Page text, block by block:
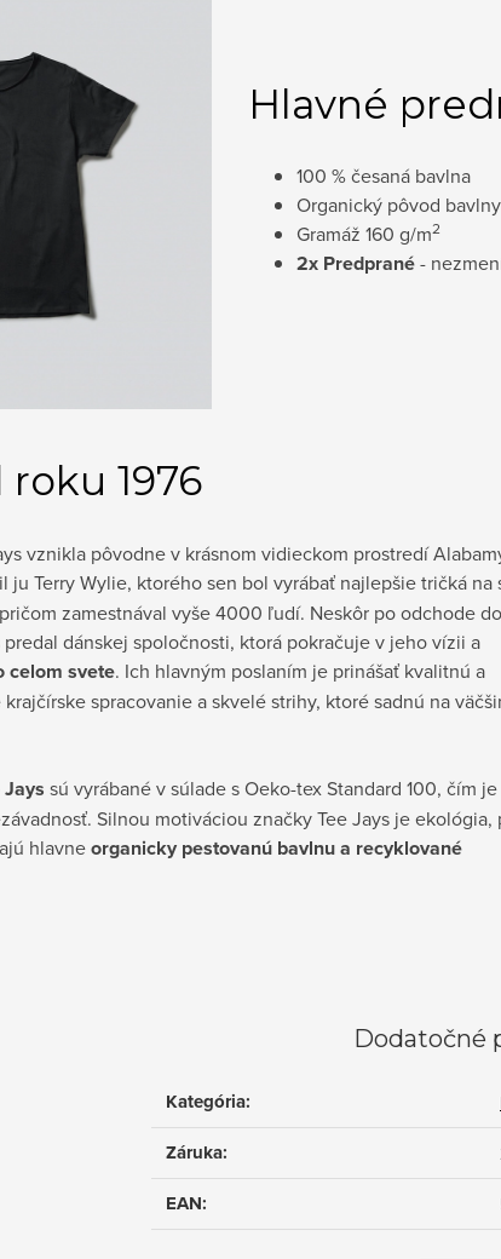
Hlavné
100 % česaná bavlna
Organický pôvod bavlny
Gramáž 160 g/m2
2x Predprané-
roku 1976
vznikla pôvodne v krásnom vidieckom prostredí
ju Terry Wylie, ktorého sen bol vyrábať najlepšie tričká na
zamestnával vyše 4000 ľudí. Neskôr po odchode do
dánskej spoločnosti, ktorá pokračuje v jeho vízii a
celom svete. Ich hlavným poslaním je prinášať kvalitnú a
spracovanie a skvelé strihy, ktoré sadnú na
Jays sú vyrábané v súlade s Oeko-tex Standard 100, čím je
Silnou motiváciou značky Tee Jays je ekológia,
hlavneorganicky pestovanú bavlnu a recyklované
Dodatočné
Kategória:
Záruka:
EAN: